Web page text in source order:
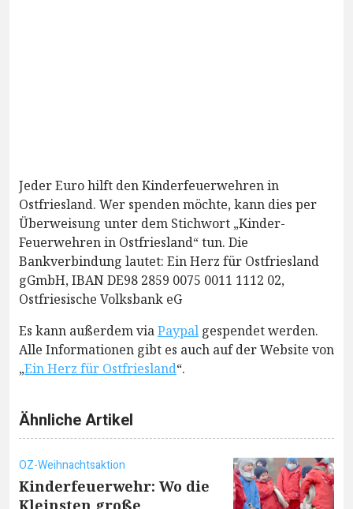
Jeder Euro hilft den Kinderfeuerwehren in
Ostfriesland. Wer spenden möchte, kann dies per
Überweisung unter dem Stichwort „Kinder-
Feuerwehren in Ostfriesland“ tun. Die
Bankverbindung lautet: Ein Herz für Ostfriesland
gGmbH, IBAN DE98 2859 0075 0011 1112 02,
Ostfriesische Volksbank eG
Es kann außerdem viaPaypal gespendet werden.
Alle Informationen gibt es auch auf der Website von
„Ein Herz für Ostfriesland“.
Ähnliche Artikel
OZ-Weihnachtsaktion
Kinderfeuerwehr: Wo die
Kleinsten große